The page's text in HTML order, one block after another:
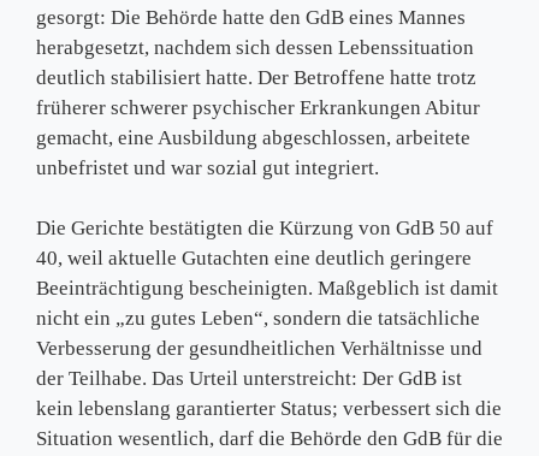
gesorgt: Die Behörde hatte den GdB eines Mannes
herabgesetzt, nachdem sich dessen Lebenssituation
deutlich stabilisiert hatte. Der Betroffene hatte trotz
früherer schwerer psychischer Erkrankungen Abitur
gemacht, eine Ausbildung abgeschlossen, arbeitete
unbefristet und war sozial gut integriert.
Die Gerichte bestätigten die Kürzung von GdB 50 auf
40, weil aktuelle Gutachten eine deutlich geringere
Beeinträchtigung bescheinigten. Maßgeblich ist damit
nicht ein „zu gutes Leben“, sondern die tatsächliche
Verbesserung der gesundheitlichen Verhältnisse und
der Teilhabe. Das Urteil unterstreicht: Der GdB ist
kein lebenslang garantierter Status; verbessert sich die
Situation wesentlich, darf die Behörde den GdB für die